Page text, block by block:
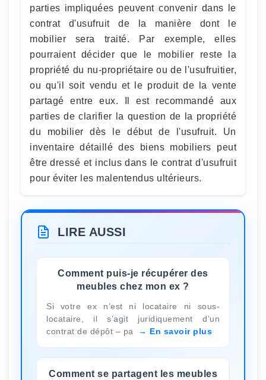
parties impliquées peuvent convenir dans le
contrat d'usufruit de la manière dont le
mobilier sera traité. Par exemple, elles
pourraient décider que le mobilier reste la
propriété du nu-propriétaire ou de l'usufruitier,
ou qu'il soit vendu et le produit de la vente
partagé entre eux. Il est recommandé aux
parties de clarifier la question de la propriété
du mobilier dès le début de l'usufruit. Un
inventaire détaillé des biens mobiliers peut
être dressé et inclus dans le contrat d'usufruit
pour éviter les malentendus ultérieurs.
LIRE AUSSI
Comment puis-je récupérer des
meubles chez mon ex ?
Si votre ex n’est ni locataire ni sous-
locataire, il s’agit juridiquement d’un
contrat de dépôt – pa
En savoir plus
Comment se partagent les meubles